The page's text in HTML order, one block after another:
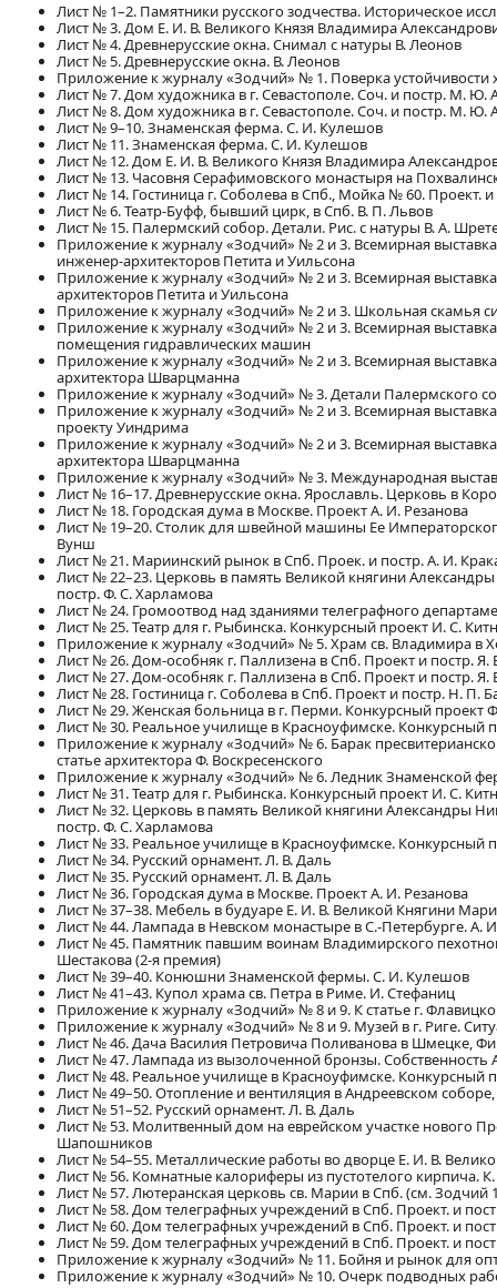
Лист № 1–2. Памятники русского зодчества. Историческое
Лист № 3. Дом Е. И. В. Великого Князя Владимира
Лист № 4. Древнерусские окна. Снимал с натуры В. Леонов
Лист № 5. Древнерусские окна. В. Леонов
Приложение к журналу «Зодчий» № 1. Поверка
Лист № 7. Дом художника в г. Севастополе. Соч. и постр. М. Ю.
Лист № 8. Дом художника в г. Севастополе. Соч. и постр. М. Ю.
Лист № 9–10. Знаменская ферма. С. И. Кулешов
Лист № 11. Знаменская ферма. С. И. Кулешов
Лист № 12. Дом Е. И. В. Великого Князя Владимира
Лист № 13. Часовня Серафимовского монастыря на
Лист № 14. Гостиница г. Соболева в Спб., Мойка № 60. Проект.
Лист № 6. Театр-Буфф, бывший цирк, в Спб. В. П. Львов
Лист № 15. Палермский собор. Детали. Рис. с натуры В. А.
Приложение к журналу «Зодчий» № 2 и 3. Всемирная
инженер-архитекторов Петита и Уильсона
Приложение к журналу «Зодчий» № 2 и 3. Всемирная
архитекторов Петита и Уильсона
Приложение к журналу «Зодчий» № 2 и 3. Школьная скамья
Приложение к журналу «Зодчий» № 2 и 3. Всемирная
помещения гидравлических машин
Приложение к журналу «Зодчий» № 2 и 3. Всемирная
архитектора Шварцманна
Приложение к журналу «Зодчий» № 3. Детали Палермского
Приложение к журналу «Зодчий» № 2 и 3. Всемирная
проекту Уиндрима
Приложение к журналу «Зодчий» № 2 и 3. Всемирная
архитектора Шварцманна
Приложение к журналу «Зодчий» № 3. Международная
Лист № 16–17. Древнерусские окна. Ярославль. Церковь в
Лист № 18. Городская дума в Москве. Проект А. И. Резанова
Лист № 19–20. Столик для швейной машины Ее
Вунш
Лист № 21. Мариинский рынок в Спб. Проек. и постр. А. И.
Лист № 22–23. Церковь в память Великой княгини
постр. Ф. С. Харламова
Лист № 24. Громоотвод над зданиями телеграфного
Лист № 25. Театр для г. Рыбинска. Конкурсный проект И. С.
Приложение к журналу «Зодчий» № 5. Храм св. Владимира в
Лист № 26. Дом-особняк г. Паллизена в Спб. Проект и постр. Я.
Лист № 27. Дом-особняк г. Паллизена в Спб. Проект и постр. Я.
Лист № 28. Гостиница г. Соболева в Спб. Проект и постр. Н. П.
Лист № 29. Женская больница в г. Перми. Конкурсный проект
Лист № 30. Реальное училище в Красноуфимске. Конкурсный
Приложение к журналу «Зодчий» № 6. Барак
статье архитектора Ф. Воскресенского
Приложение к журналу «Зодчий» № 6. Ледник Знаменской
Лист № 31. Театр для г. Рыбинска. Конкурсный проект И. С.
Лист № 32. Церковь в память Великой княгини Александры
постр. Ф. С. Харламова
Лист № 33. Реальное училище в Красноуфимске. Конкурсный
Лист № 34. Русский орнамент. Л. В. Даль
Лист № 35. Русский орнамент. Л. В. Даль
Лист № 36. Городская дума в Москве. Проект А. И. Резанова
Лист № 37–38. Мебель в будуаре Е. И. В. Великой Княгини
Лист № 44. Лампада в Невском монастыре в С.-Петербурге. А.
Лист № 45. Памятник павшим воинам Владимирского
Шестакова (2-я премия)
Лист № 39–40. Конюшни Знаменской фермы. С. И. Кулешов
Лист № 41–43. Купол храма св. Петра в Риме. И. Стефаниц
Приложение к журналу «Зодчий» № 8 и 9. К статье г.
Приложение к журналу «Зодчий» № 8 и 9. Музей в г. Риге.
Лист № 46. Дача Василия Петровича Поливанова в Шмецке,
Лист № 47. Лампада из вызолоченной бронзы. Собственность
Лист № 48. Реальное училище в Красноуфимске. Конкурсный
Лист № 49–50. Отопление и вентиляция в Андреевском
Лист № 51–52. Русский орнамент. Л. В. Даль
Лист № 53. Молитвенный дом на еврейском участке нового
Шапошников
Лист № 54–55. Металлические работы во дворце Е. И. В.
Лист № 56. Комнатные калориферы из пустотелого кирпича.
Лист № 57. Лютеранская церковь св. Марии в Спб. (см. Зодчий
Лист № 58. Дом телеграфных учреждений в Спб. Проект. и
Лист № 60. Дом телеграфных учреждений в Спб. Проект. и
Лист № 59. Дом телеграфных учреждений в Спб. Проект. и
Приложение к журналу «Зодчий» № 11. Бойня и рынок для
Приложение к журналу «Зодчий» № 10. Очерк подводных